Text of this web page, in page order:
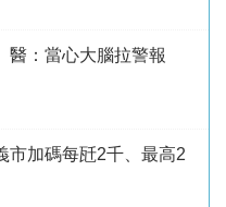
：當心大腦拉警報
加碼每瓩2千、最高2